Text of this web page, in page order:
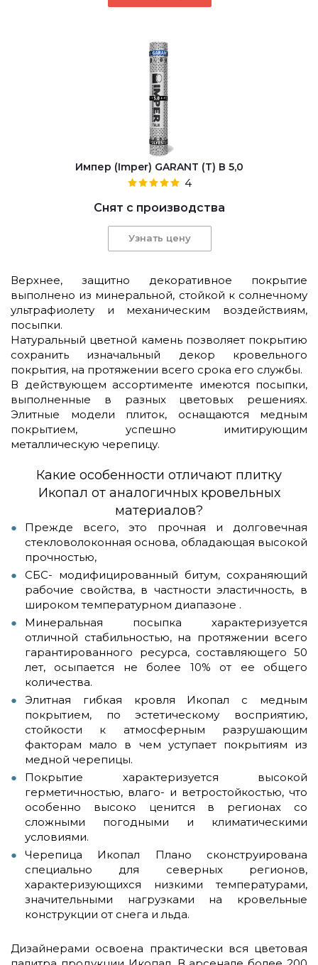
Импер (Imper) GARANT (Т) В 5,0
4
Снят с производства
Узнать цену
Верхнее, защитно декоративное покрытие
выполнено из минеральной, стойкой к солнечному
ультрафиолету и механическим воздействиям,
посыпки.
Натуральный цветной камень позволяет покрытию
сохранить изначальный декор кровельного
покрытия, на протяжении всего срока его службы.
В действующем ассортименте имеются посыпки,
выполненные в разных цветовых решениях.
Элитные модели плиток, оснащаются медным
покрытием, успешно имитирующим
металлическую черепицу.
Какие особенности отличают плитку
Икопал от аналогичных кровельных
материалов?
Прежде всего, это прочная и долговечная
стекловолоконная основа, обладающая высокой
прочностью,
СБС- модифицированный битум, сохраняющий
рабочие свойства, в частности эластичность, в
широком температурном диапазоне .
Минеральная посыпка характеризуется
отличной стабильностью, на протяжении всего
гарантированного ресурса, составляющего 50
лет, осыпается не более 10% от ее общего
количества.
Элитная гибкая кровля Икопал с медным
покрытием, по эстетическому восприятию,
стойкости к атмосферным разрушающим
факторам мало в чем уступает покрытиям из
медной черепицы.
Покрытие характеризуется высокой
герметичностью, влаго- и ветростойкостью, что
особенно высоко ценится в регионах со
сложными погодными и климатическими
условиями.
Черепица Икопал Плано сконструирована
специально для северных регионов,
характеризующихся низкими температурами,
значительными нагрузками на кровельные
конструкции от снега и льда.
Дизайнерами освоена практически вся цветовая